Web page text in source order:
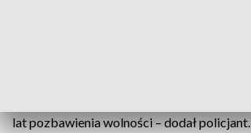
lat pozbawienia wolności – dodał policjant.